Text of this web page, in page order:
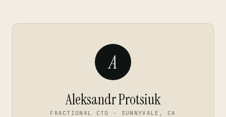
A
Aleksandr Protsiuk
FRACTIONAL CTO - SUNNYVALE, CA